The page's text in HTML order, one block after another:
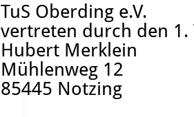
TuS Oberding e.V.
vertreten durch den 1.
Hubert Merklein
Mühlenweg 12
85445 Notzing